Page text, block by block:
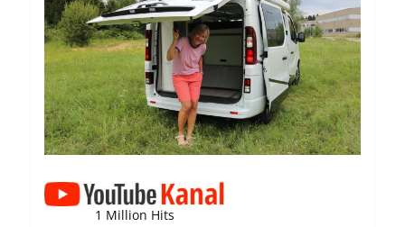
1 Million Hits